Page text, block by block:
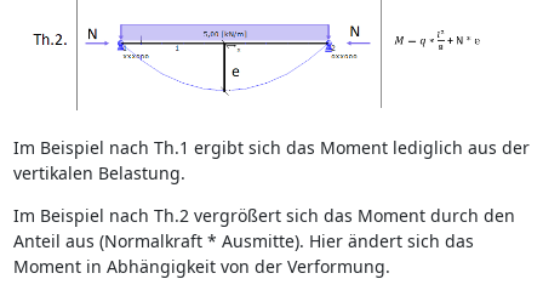
Im Beispiel nach Th.1 ergibt sich das Moment lediglich aus der
vertikalen Belastung.
Im Beispiel nach Th.2 vergrößert sich das Moment durch den
Anteil aus (Normalkraft * Ausmitte). Hier ändert sich das
Moment in Abhängigkeit von der Verformung.